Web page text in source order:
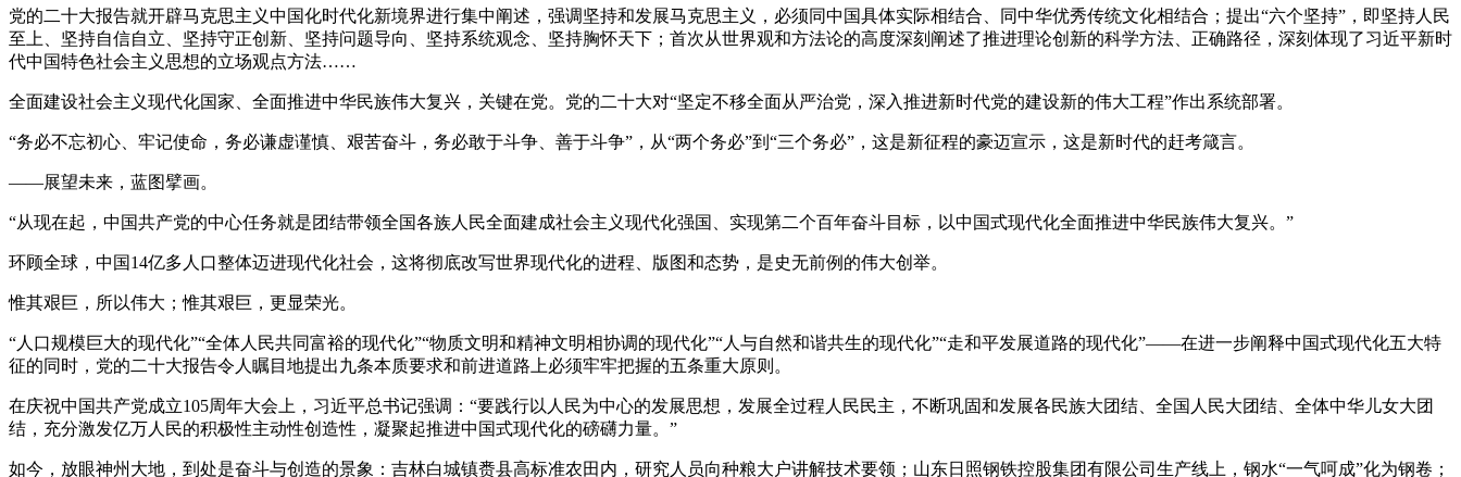
党的二十大报告就开辟马克思主义中国化时代化新境界进行集中阐述，强调坚持和发展马克思主义，必须同中国具体实际相结合、同中华优秀传统文化相结合；提出“六个坚持”，即坚持人民
至上、坚持自信自立、坚持守正创新、坚持问题导向、坚持系统观念、坚持胸怀天下；首次从世界观和方法论的高度深刻阐述了推进理论创新的科学方法、正确路径，深刻体现了习近平新时
代中国特色社会主义思想的立场观点方法……
全面建设社会主义现代化国家、全面推进中华民族伟大复兴，关键在党。党的二十大对“坚定不移全面从严治党，深入推进新时代党的建设新的伟大工程”作出系统部署。
“务必不忘初心、牢记使命，务必谦虚谨慎、艰苦奋斗，务必敢于斗争、善于斗争”，从“两个务必”到“三个务必”，这是新征程的豪迈宣示，这是新时代的赶考箴言。
——展望未来，蓝图擘画。
“从现在起，中国共产党的中心任务就是团结带领全国各族人民全面建成社会主义现代化强国、实现第二个百年奋斗目标，以中国式现代化全面推进中华民族伟大复兴。”
环顾全球，中国14亿多人口整体迈进现代化社会，这将彻底改写世界现代化的进程、版图和态势，是史无前例的伟大创举。
惟其艰巨，所以伟大；惟其艰巨，更显荣光。
“人口规模巨大的现代化”“全体人民共同富裕的现代化”“物质文明和精神文明相协调的现代化”“人与自然和谐共生的现代化”“走和平发展道路的现代化”——在进一步阐释中国式现代化五大特
征的同时，党的二十大报告令人瞩目地提出九条本质要求和前进道路上必须牢牢把握的五条重大原则。
在庆祝中国共产党成立105周年大会上，习近平总书记强调：“要践行以人民为中心的发展思想，发展全过程人民民主，不断巩固和发展各民族大团结、全国人民大团结、全体中华儿女大团
结，充分激发亿万人民的积极性主动性创造性，凝聚起推进中国式现代化的磅礴力量。”
如今，放眼神州大地，到处是奋斗与创造的景象：吉林白城镇赉县高标准农田内，研究人员向种粮大户讲解技术要领；山东日照钢铁控股集团有限公司生产线上，钢水“一气呵成”化为钢卷；